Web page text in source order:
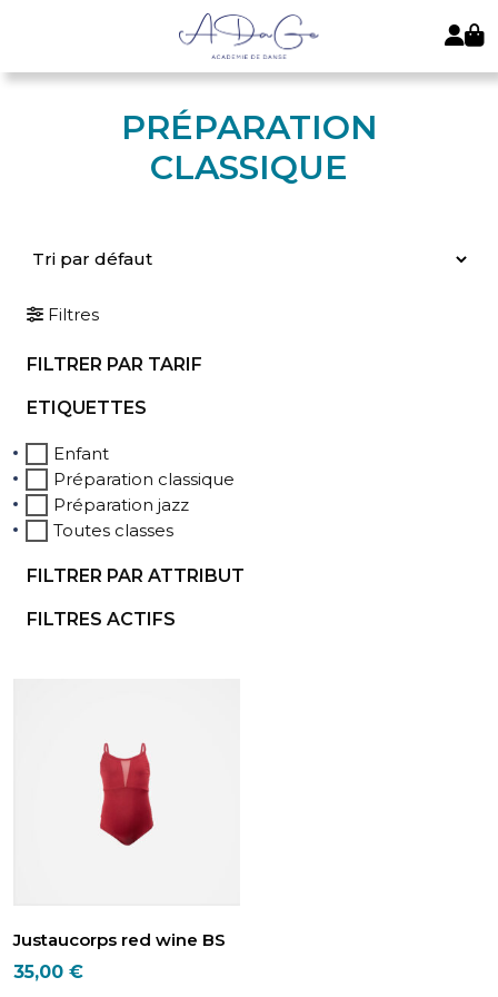
PRÉPARATION
CLASSIQUE
Filtres
FILTRER PAR TARIF
ETIQUETTES
Enfant
Préparation classique
Préparation jazz
Toutes classes
FILTRER PAR ATTRIBUT
FILTRES ACTIFS
Justaucorps red wine BS
35,00 €